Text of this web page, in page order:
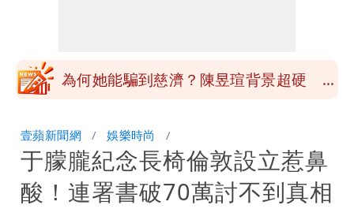
庭 他翻供不認貪污、洗錢
為何她能騙到慈濟？陳昱瑄背景超硬 曾
手疑學生
中國賣家被踢爆在網購平台「租人頭」
吳欣岱：完美偽裝台灣企業
批綠藉慈濟遭詐「洗記憶」 張彤：疫苗
壹蘋新聞網 娛樂時尚
于朦朧紀念長椅倫敦設立惹鼻
酸！連署書破70萬討不到真相